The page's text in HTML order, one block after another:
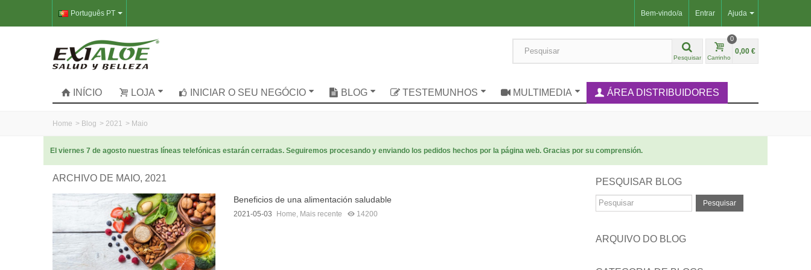
Ajuda
Bem-vindo/a Entrar
Português PT
Pesquisar Carrinho
0
0,00 €
INÍCIO LOJA INICIAR O SEU NEGÓCIO BLOG TESTEMUNHOS MULTIMEDIA ÁREA DISTRIBUIDORES
Home > Blog > 2021 > Maio
El viernes 7 de agosto nuestras líneas telefónicas estarán cerradas. Seguiremos procesando y enviando los pedidos hechos por la página web. Gracias por su comprensión.
ARCHIVO DE MAIO, 2021
Beneficios de una alimentación saludable
2021-05-03 Home, Mais recente 14200
PESQUISAR BLOG
Pesquisar
ARQUIVO DO BLOG